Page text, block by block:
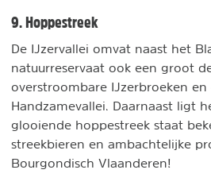
9. Hoppestreek
De IJzervallei omvat naast het
natuurreservaat ook een groot
overstroombare IJzerbroeken en
Handzamevallei. Daarnaast ligt
glooiende hoppestreek staat
streekbieren en ambachtelijke
Bourgondisch Vlaanderen!